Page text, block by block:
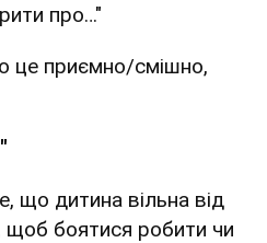
про…"
це приємно/смішно,
що дитина вільна від
щоб боятися робити чи